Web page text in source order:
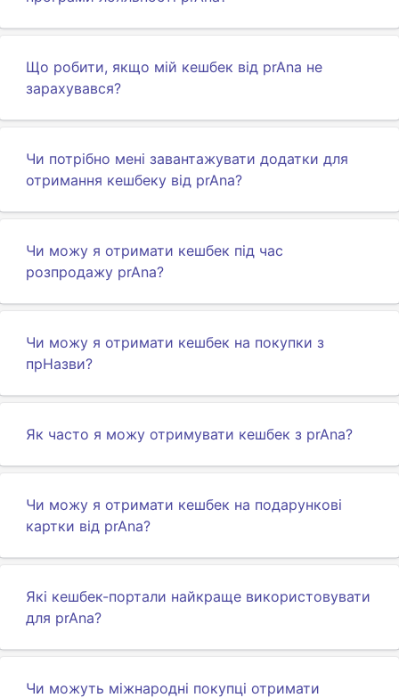
Що робити, якщо мій кешбек від prAna не
зарахувався?
Чи потрібно мені завантажувати додатки для
отримання кешбеку від prAna?
Чи можу я отримати кешбек під час
розпродажу prAna?
Чи можу я отримати кешбек на покупки з
прНазви?
Як часто я можу отримувати кешбек з prAna?
Чи можу я отримати кешбек на подарункові
картки від prAna?
Які кешбек-портали найкраще використовувати
для prAna?
Чи можуть міжнародні покупці отримати